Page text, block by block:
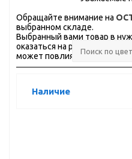
Обращайте внимание на
выбранном складе.
Выбранный вами товар в
оказаться на разных
может повлиять на
Наличие